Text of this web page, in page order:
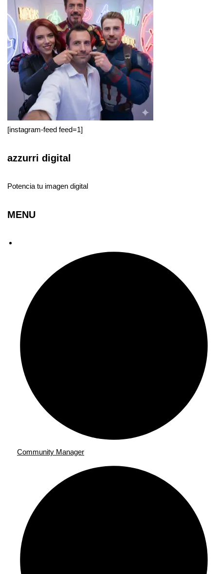
[instagram-feed feed=1]
azzurri digital
Potencia tu imagen digital
MENU
Community Manager